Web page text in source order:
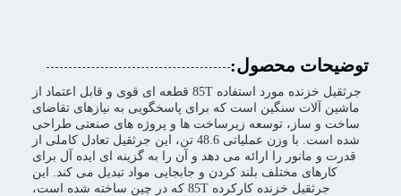
توضیحات محصول:
جرثقیل خزنده مورد استفاده 85T قطعه ای قوی و قابل اعتماد از
ماشین آلات سنگین است که برای پاسخگویی به نیازهای تقاضای
ساخت و ساز، توسعه زیرساخت ها و پروژه های صنعتی طراحی
شده است. با وزن عملیاتی 48.6 تن، این جرثقیل تعادل کاملی از
قدرت و مانور را ارائه می دهد و آن را به گزینه ای ایده آل برای
کارهای مختلف بلند کردن و جابجایی مواد تبدیل می کند. این
جرثقیل خزنده کارکرده 85T که در چین ساخته شده است،